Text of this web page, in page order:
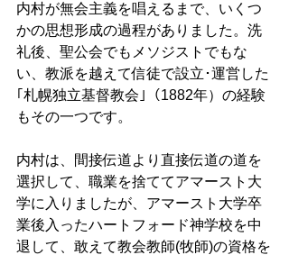
内村が無会主義を唱えるまで、いくつ
かの思想形成の過程がありました。洗
礼後、聖公会でもメソジストでもな
い、教派を越えて信徒で設立･運営した
｢札幌独立基督教会｣（1882年）の経験
もその一つです。
内村は、間接伝道より直接伝道の道を
選択して、職業を捨ててアマースト大
学に入りましたが、アマースト大学卒
業後入ったハートフォード神学校を中
退して、敢えて教会教師(牧師)の資格を